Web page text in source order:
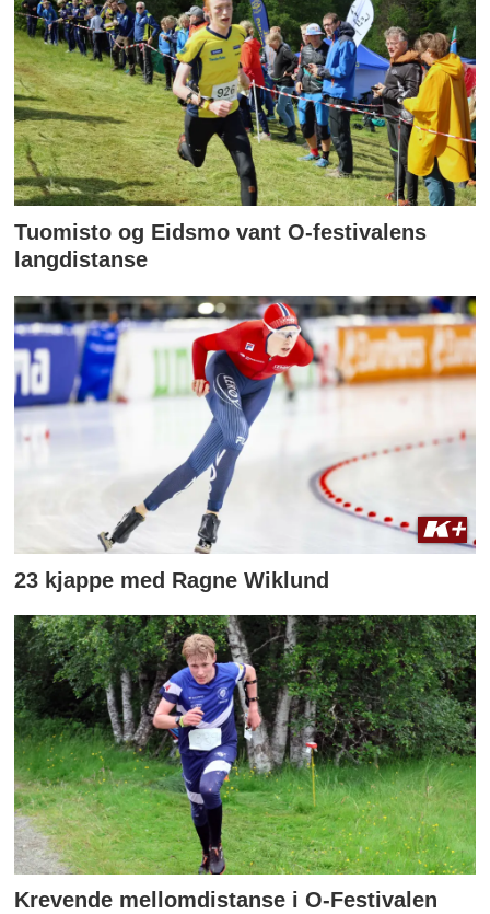
Tuomisto og Eidsmo vant O-festivalens
langdistanse
23 kjappe med Ragne Wiklund
Krevende mellomdistanse i O-Festivalen